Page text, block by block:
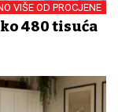
VIŠE OD PROCJENE
480 tisuća